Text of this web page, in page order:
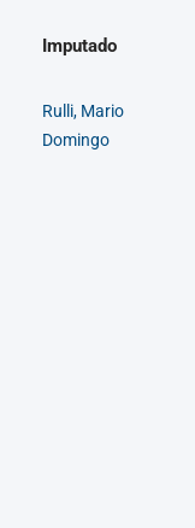
Imputado
Rulli, Mario
Domingo